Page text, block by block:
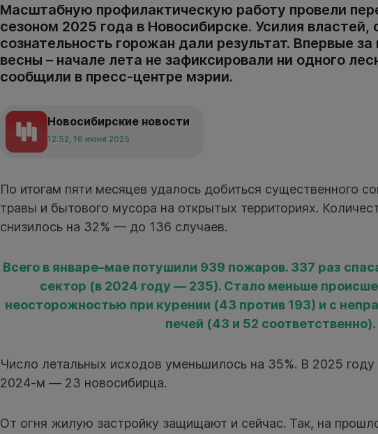
Масштабную профилактическую работу провели
сезоном 2025 года в Новосибирске. Усилия
сознательность горожан дали результат. Впервые за
весны – начале лета не зафиксировали ни одного
сообщили в пресс-центре мэрии.
Новосибирские новости
12:52, 16 июня 2025
По итогам пяти месяцев удалось добиться существенного
травы и бытового мусора на открытых территориях.
снизилось на 32% — до 136 случаев.
Всего в январе–мае потушили 939 пожаров. 337 раз
сектор (в 2024 году — 235). Стало меньше
неосторожностью при курении (43 против 193) и с
печей (43 и 52 соответственно).
Число летальных исходов уменьшилось на 35%. В 2025 году
2024-м — 23 новосибирца.
От огня жилую застройку защищают и сейчас. Так, на